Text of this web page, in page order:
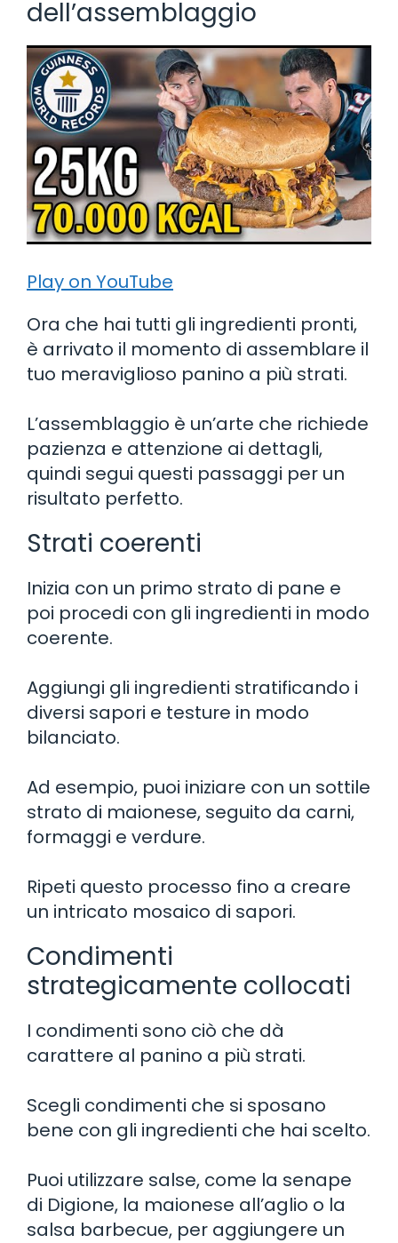
dell’assemblaggio
Play on YouTube
Ora che hai tutti gli ingredienti pronti,
è arrivato il momento di assemblare il
tuo meraviglioso panino a più strati.
L’assemblaggio è un’arte che richiede
pazienza e attenzione ai dettagli,
quindi segui questi passaggi per un
risultato perfetto.
Strati coerenti
Inizia con un primo strato di pane e
poi procedi con gli ingredienti in modo
coerente.
Aggiungi gli ingredienti stratificando i
diversi sapori e testure in modo
bilanciato.
Ad esempio, puoi iniziare con un sottile
strato di maionese, seguito da carni,
formaggi e verdure.
Ripeti questo processo fino a creare
un intricato mosaico di sapori.
Condimenti
strategicamente collocati
I condimenti sono ciò che dà
carattere al panino a più strati.
Scegli condimenti che si sposano
bene con gli ingredienti che hai scelto.
Puoi utilizzare salse, come la senape
di Digione, la maionese all’aglio o la
salsa barbecue, per aggiungere un